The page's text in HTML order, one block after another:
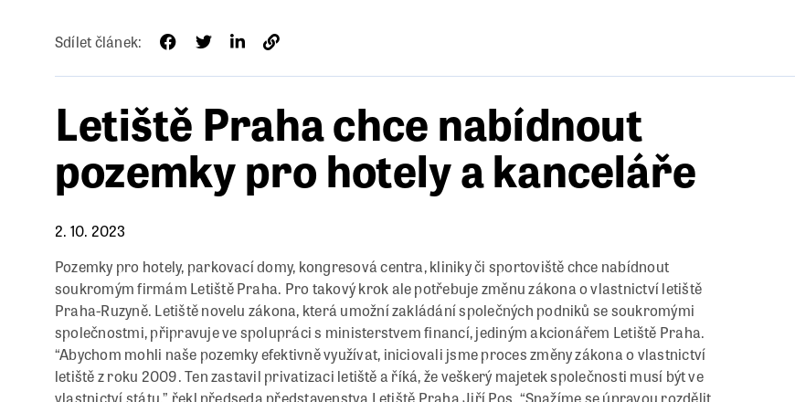
Sdílet článek:
Letiště Praha chce nabídnout
pozemky pro hotely a kanceláře
2. 10. 2023
Pozemky pro hotely, parkovací domy, kongresová centra, kliniky či sportoviště chce nabídnout
soukromým firmám Letiště Praha. Pro takový krok ale potřebuje změnu zákona o vlastnictví letiště
Praha-Ruzyně. Letiště novelu zákona, která umožní zakládání společných podniků se soukromými
společnostmi, připravuje ve spolupráci s ministerstvem financí, jediným akcionářem Letiště Praha.
“Abychom mohli naše pozemky efektivně využívat, iniciovali jsme proces změny zákona o vlastnictví
letiště z roku 2009. Ten zastavil privatizaci letiště a říká, že veškerý majetek společnosti musí být ve